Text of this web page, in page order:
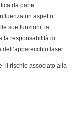
da parte
un aspetto
sue funzioni, la
la responsabilità di
laser.
il rischio associato alla